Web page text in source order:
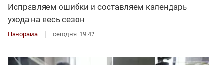
Исправляем ошибки и составляем календарь
ухода на весь сезон
Панорама сегодня, 19:42